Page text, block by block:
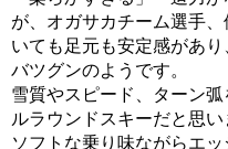
が、オガサカチーム選手
いても足元も安定感があ
バツグンのようです。
雪質やスピード、ターン
ルラウンドスキーだと思い
ソフトな乗り味ながらエ